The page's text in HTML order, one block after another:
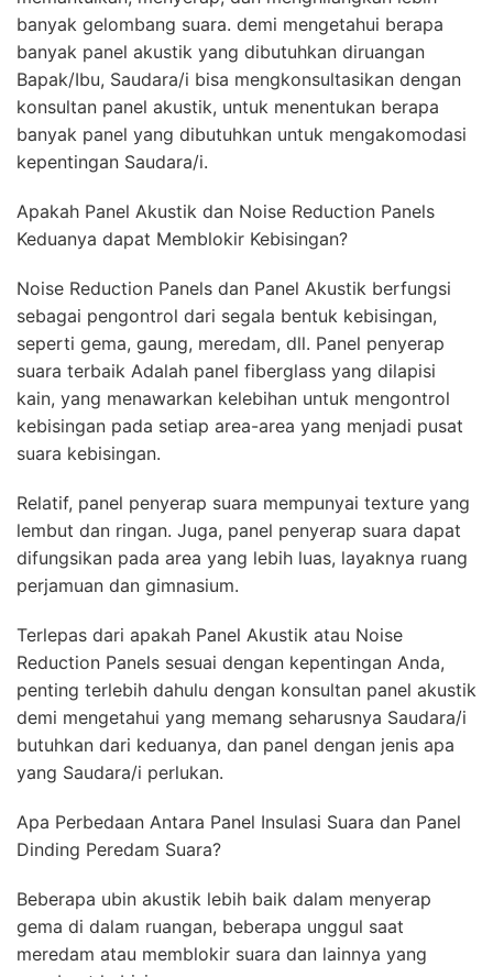
banyak gelombang suara. demi mengetahui berapa
banyak panel akustik yang dibutuhkan diruangan
Bapak/Ibu, Saudara/i bisa mengkonsultasikan dengan
konsultan panel akustik, untuk menentukan berapa
banyak panel yang dibutuhkan untuk mengakomodasi
kepentingan Saudara/i.
Apakah Panel Akustik dan Noise Reduction Panels
Keduanya dapat Memblokir Kebisingan?
Noise Reduction Panels dan Panel Akustik berfungsi
sebagai pengontrol dari segala bentuk kebisingan,
seperti gema, gaung, meredam, dll. Panel penyerap
suara terbaik Adalah panel fiberglass yang dilapisi
kain, yang menawarkan kelebihan untuk mengontrol
kebisingan pada setiap area-area yang menjadi pusat
suara kebisingan.
Relatif, panel penyerap suara mempunyai texture yang
lembut dan ringan. Juga, panel penyerap suara dapat
difungsikan pada area yang lebih luas, layaknya ruang
perjamuan dan gimnasium.
Terlepas dari apakah Panel Akustik atau Noise
Reduction Panels sesuai dengan kepentingan Anda,
penting terlebih dahulu dengan konsultan panel akustik
demi mengetahui yang memang seharusnya Saudara/i
butuhkan dari keduanya, dan panel dengan jenis apa
yang Saudara/i perlukan.
Apa Perbedaan Antara Panel Insulasi Suara dan Panel
Dinding Peredam Suara?
Beberapa ubin akustik lebih baik dalam menyerap
gema di dalam ruangan, beberapa unggul saat
meredam atau memblokir suara dan lainnya yang